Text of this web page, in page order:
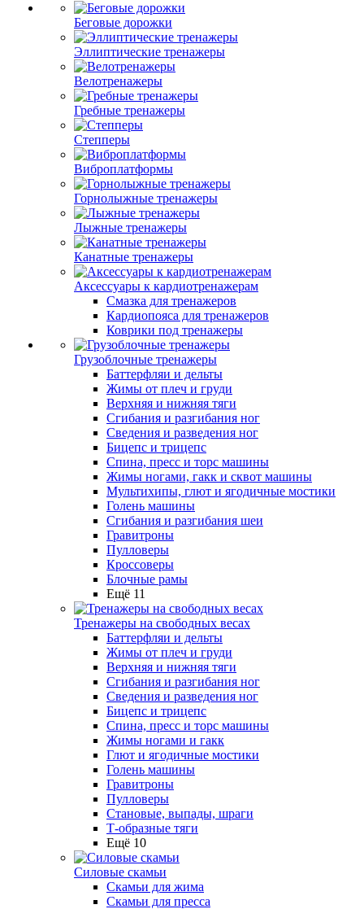
Беговые дорожки
Эллиптические тренажеры
Велотренажеры
Гребные тренажеры
Степперы
Виброплатформы
Горнолыжные тренажеры
Лыжные тренажеры
Канатные тренажеры
Аксессуары к кардиотренажерам
Смазка для тренажеров
Кардиопояса для тренажеров
Коврики под тренажеры
Грузоблочные тренажеры
Баттерфляи и дельты
Жимы от плеч и груди
Верхняя и нижняя тяги
Сгибания и разгибания ног
Сведения и разведения ног
Бицепс и трицепс
Спина, пресс и торс машины
Жимы ногами, гакк и сквот машины
Мультихипы, глют и ягодичные мостики
Голень машины
Сгибания и разгибания шеи
Гравитроны
Пулловеры
Кроссоверы
Блочные рамы
Ещё 11
Тренажеры на свободных весах
Баттерфляи и дельты
Жимы от плеч и груди
Верхняя и нижняя тяги
Сгибания и разгибания ног
Сведения и разведения ног
Бицепс и трицепс
Спина, пресс и торс машины
Жимы ногами и гакк
Глют и ягодичные мостики
Голень машины
Гравитроны
Пулловеры
Становые, выпады, шраги
Т-образные тяги
Ещё 10
Силовые скамьи
Скамьи для жима
Скамьи для пресса